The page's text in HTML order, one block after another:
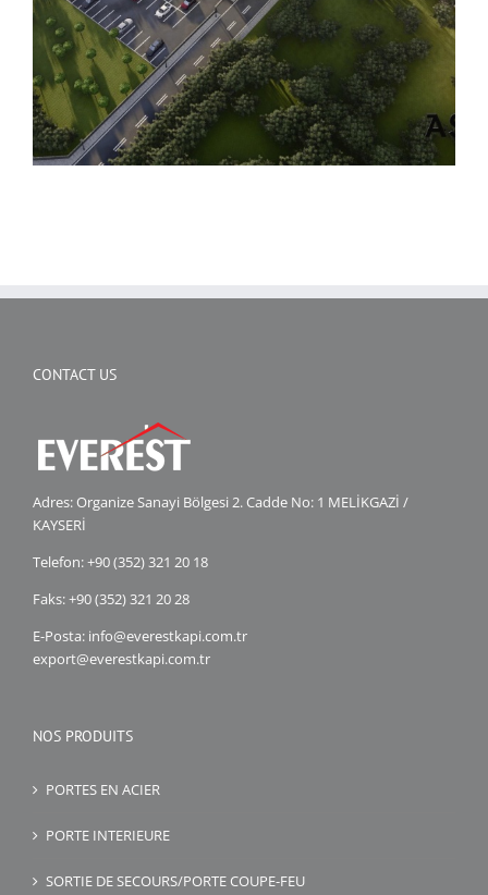
CONTACT US
Adres: Organize Sanayi Bölgesi 2. Cadde No: 1 MELİKGAZİ /
KAYSERİ
Telefon: +90 (352) 321 20 18
Faks: +90 (352) 321 20 28
E-Posta: info@everestkapi.com.tr
export@everestkapi.com.tr
NOS PRODUITS
PORTES EN ACIER
PORTE INTERIEURE
SORTIE DE SECOURS/PORTE COUPE-FEU